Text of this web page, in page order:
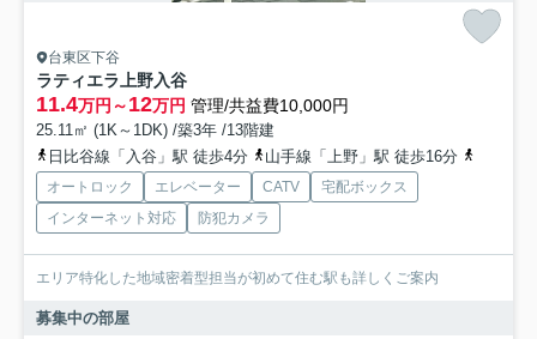
台東区下谷
ラティエラ上野入谷
11.4万円～12万円 管理/共益費10,000円
25.11㎡ (1K～1DK) /築3年 /13階建
日比谷線「入谷」駅 徒歩4分
山手線「上野」駅 徒歩16分
オートロック エレベーター CATV
宅配ボックス
インターネット対応
防犯カメラ
エリア特化した地域密着型担当が初めて住む駅も詳しくご案内
募集中の部屋